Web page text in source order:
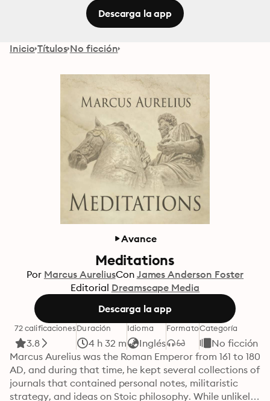
Descarga la app
Inicio Títulos No ficción
Avance
Meditations
Por Marcus AureliusCon James Anderson Foster
Editorial Dreamscape Media
Descarga la app
72 calificaciones
3.8
Duración
4 h 32 m
Idioma
Inglés
FormatoCategoría
No ficción
Marcus Aurelius was the Roman Emperor from 161 to 180
AD, and during that time, he kept several collections of
journals that contained personal notes, militaristic
strategy, and ideas on Stoic philosophy. While unlikely